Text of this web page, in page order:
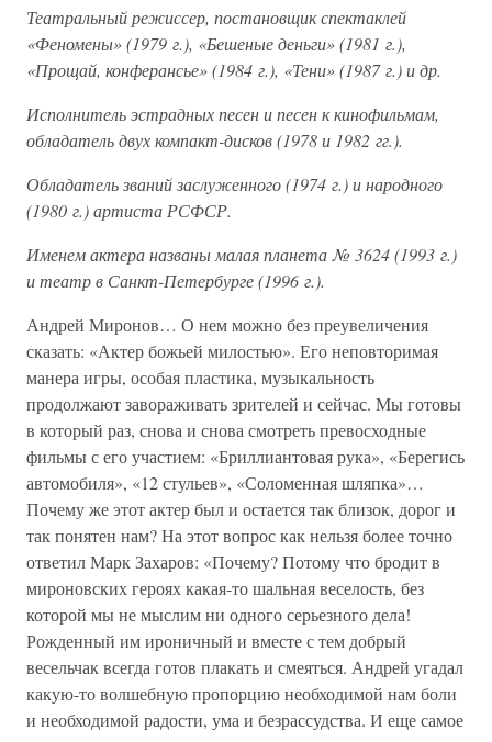
Театральный режиссер, постановщик спектаклей
«Феномены» (1979 г.), «Бешеные деньги» (1981 г.),
«Прощай, конферансье» (1984 г.), «Тени» (1987 г.) и др.
Исполнитель эстрадных песен и песен к кинофильмам,
обладатель двух компакт-дисков (1978 и 1982 гг.).
Обладатель званий заслуженного (1974 г.) и народного
(1980 г.) артиста РСФСР.
Именем актера названы малая планета № 3624 (1993 г.)
и театр в Санкт-Петербурге (1996 г.).
Андрей Миронов… О нем можно без преувеличения
сказать: «Актер божьей милостью». Его неповторимая
манера игры, особая пластика, музыкальность
продолжают завораживать зрителей и сейчас. Мы готовы
в который раз, снова и снова смотреть превосходные
фильмы с его участием: «Бриллиантовая рука», «Берегись
автомобиля», «12 стульев», «Соломенная шляпка»…
Почему же этот актер был и остается так близок, дорог и
так понятен нам? На этот вопрос как нельзя более точно
ответил Марк Захаров: «Почему? Потому что бродит в
мироновских героях какая-то шальная веселость, без
которой мы не мыслим ни одного серьезного дела!
Рожденный им ироничный и вместе с тем добрый
весельчак всегда готов плакать и смеяться. Андрей угадал
какую-то волшебную пропорцию необходимой нам боли
и необходимой радости, ума и безрассудства. И еще самое